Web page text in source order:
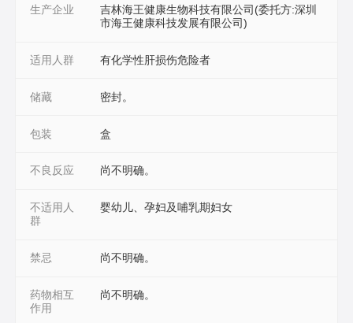
生产企业
吉林海王健康生物科技有限公司(委托方:深圳
市海王健康科技发展有限公司)
适用人群 有化学性肝损伤危险者
储藏 密封。
包装 盒
不良反应 尚不明确。
不适用人
群
婴幼儿、孕妇及哺乳期妇女
禁忌 尚不明确。
药物相互
作用
尚不明确。